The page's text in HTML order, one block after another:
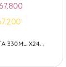
330ML X24...